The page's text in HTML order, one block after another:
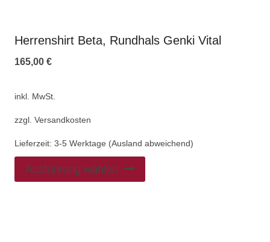
Herrenshirt Beta, Rundhals Genki Vital
165,00 €
inkl. MwSt.
zzgl. Versandkosten
Lieferzeit: 3-5 Werktage (Ausland abweichend)
Ausführung wählen